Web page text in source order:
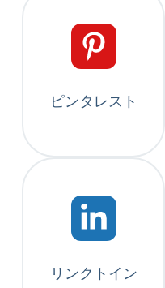
ピンタレスト
リンクトイン